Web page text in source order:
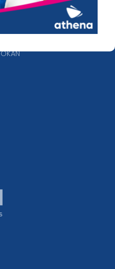
athena Heule
Buitengewoon onderwijs
OKAN